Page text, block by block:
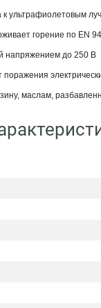
к ультрафиолетовым
горение по EN
напряжением до 250 В
маслам,